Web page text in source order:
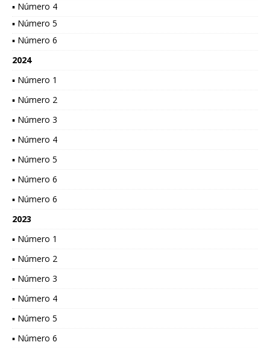
▪ Número 4
▪ Número 5
▪ Número 6
2024
▪ Número 1
▪ Número 2
▪ Número 3
▪ Número 4
▪ Número 5
▪ Número 6
▪ Número 6
2023
▪ Número 1
▪ Número 2
▪ Número 3
▪ Número 4
▪ Número 5
▪ Número 6